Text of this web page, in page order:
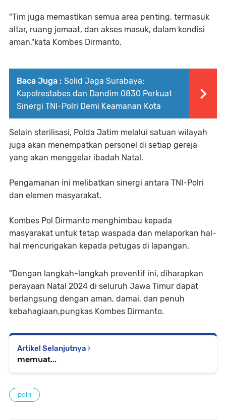
"Tim juga memastikan semua area penting, termasuk
altar, ruang jemaat, dan akses masuk, dalam kondisi
aman,"kata Kombes Dirmanto.
Baca Juga : Solid Jaga Surabaya:
Kapolrestabes dan Dandim 0830 Perkuat
Sinergi TNI-Polri Demi Keamanan Kota
Selain sterilisasi, Polda Jatim melalui satuan wilayah
juga akan menempatkan personel di setiap gereja
yang akan menggelar ibadah Natal.
Pengamanan ini melibatkan sinergi antara TNI-Polri
dan elemen masyarakat.
Kombes Pol Dirmanto menghimbau kepada
masyarakat untuk tetap waspada dan melaporkan hal-
hal mencurigakan kepada petugas di lapangan.
"Dengan langkah-langkah preventif ini, diharapkan
perayaan Natal 2024 di seluruh Jawa Timur dapat
berlangsung dengan aman, damai, dan penuh
kebahagiaan,pungkas Kombes Dirmanto.
Artikel Selanjutnya
memuat...
polri